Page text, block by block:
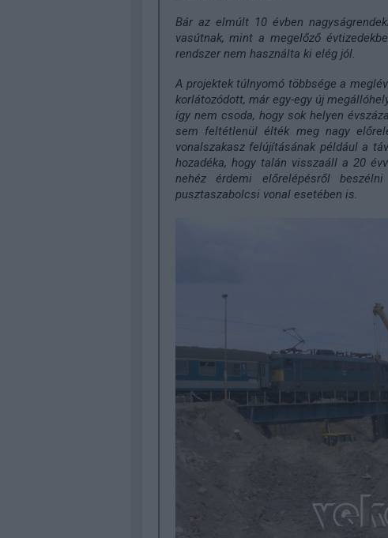
Bár az elmúlt 10 évben
vasútnak, mint a megelőző
rendszer nem használta ki elég jól.
A projektek túlnyomó többsége a
korlátozódott, már egy-egy új
így nem csoda, hogy sok helyen
sem feltétlenül élték meg nagy
vonalszakasz felújításának például a
hozadéka, hogy talán visszaáll a 20
nehéz érdemi előrelépésről
pusztaszabolcsi vonal esetében is.